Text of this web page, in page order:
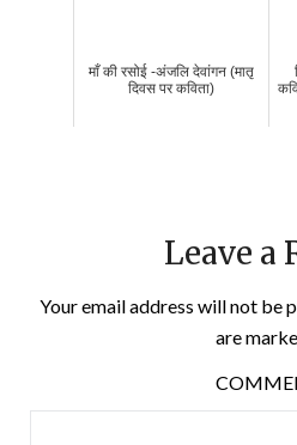
माँ की रसोई -अंजलि देवांगन (मातृ
दिवस पर कविता)
Leave a
Your email address will not be
are